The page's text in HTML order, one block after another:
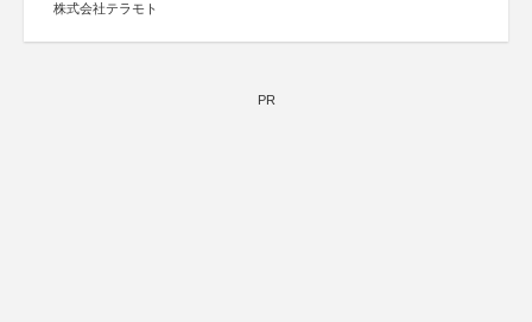
株式会社テラモト
PR